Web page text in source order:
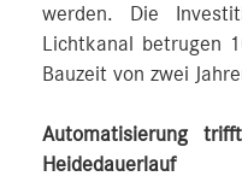
werden. Die
Lichtkanal betrugen
Bauzeit von zwei
Automatisierung
Heidedauerlauf